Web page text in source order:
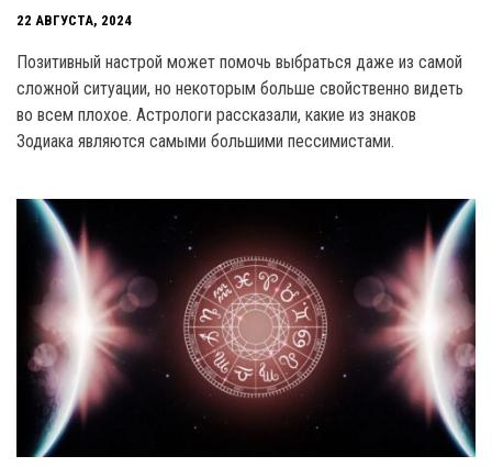
22 АВГУСТА, 2024
Позитивный настрой может помочь выбраться даже из самой
сложной ситуации, но некоторым больше свойственно видеть
во всем плохое. Астрологи рассказали, какие из знаков
Зодиака являются самыми большими пессимистами.